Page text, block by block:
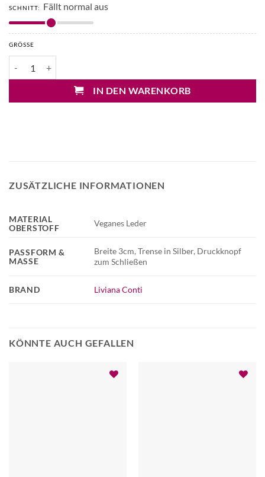
SCHNITT: Fällt normal aus
GRÖSSE
IN DEN WARENKORB
ZUSÄTZLICHE INFORMATIONEN
BRAND Liviana Conti
MATERIAL
OBERSTOFF
Veganes Leder
PASSFORM &
MASSE
Breite 3cm, Trense in Silber, Druckknopf
zum Schließen
KÖNNTE AUCH GEFALLEN